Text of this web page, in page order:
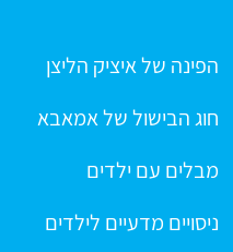
הפינה של איציק הליצן
חוג הבישול של אמאבא
מבלים עם ילדים
ניסויים מדעיים לילדים